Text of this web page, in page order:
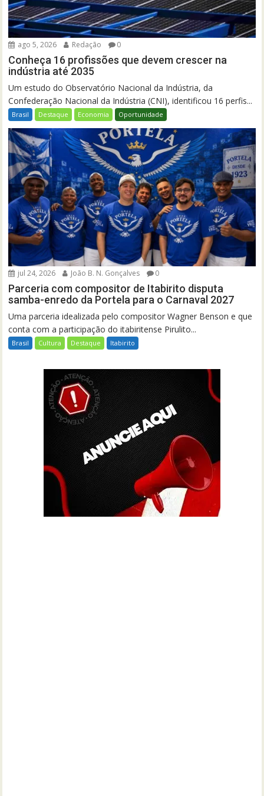
ago 5, 2026 Redação 0
Conheça 16 profissões que devem crescer na
indústria até 2035
Um estudo do Observatório Nacional da Indústria, da
Confederação Nacional da Indústria (CNI), identificou 16 perfis...
Brasil Destaque Economia Oportunidade
jul 24, 2026 João B. N. Gonçalves 0
Parceria com compositor de Itabirito disputa
samba-enredo da Portela para o Carnaval 2027
Uma parceria idealizada pelo compositor Wagner Benson e que
conta com a participação do itabiritense Pirulito...
Brasil Cultura Destaque Itabirito